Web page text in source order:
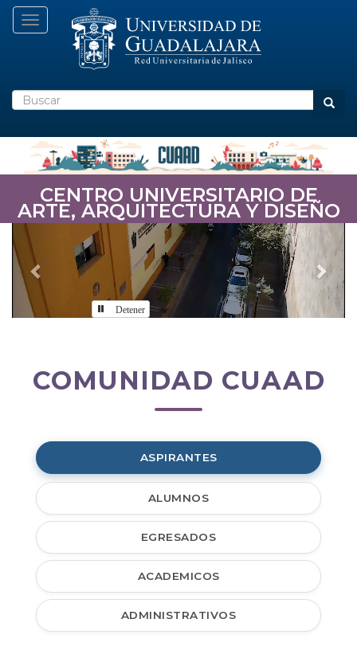
Pasar
Toggle navigation
Buscar
CENTRO UNIVERSITARIO DE
ARTE, ARQUITECTURA Y DISEÑO
Previous Next
Detener
Comunidad
COMUNIDAD CUAAD
ASPIRANTES
ALUMNOS
EGRESADOS
ACADEMICOS
ADMINISTRATIVOS